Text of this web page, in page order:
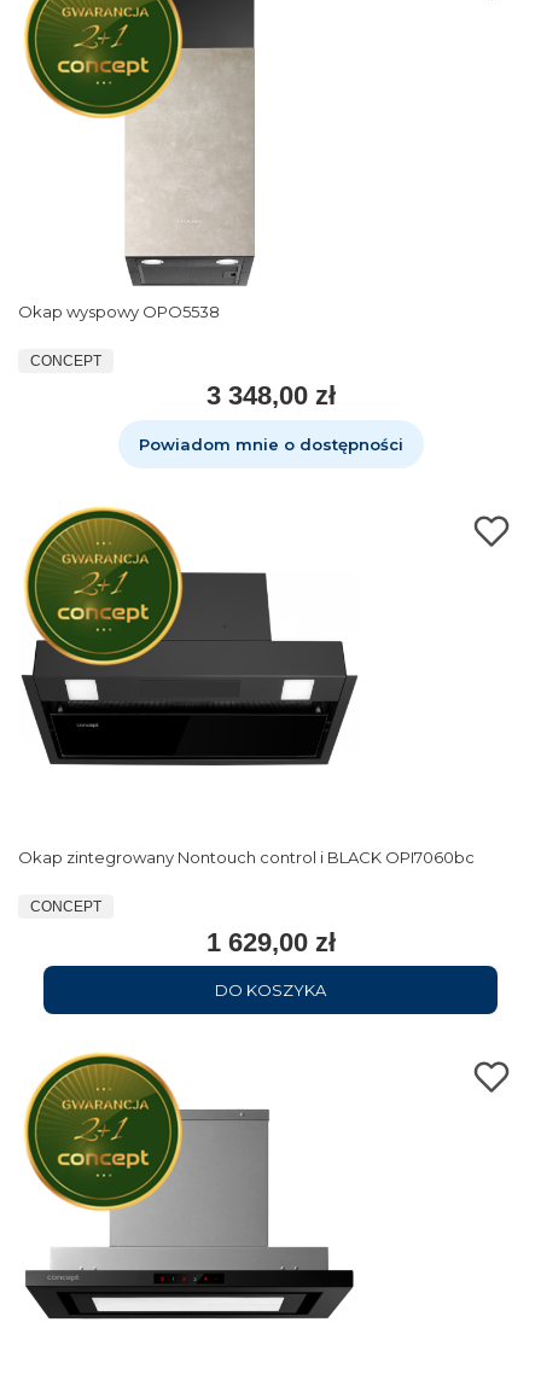
Okap wyspowy OPO5538
CONCEPT
3 348,00 zł
Powiadom mnie o dostępności
Okap zintegrowany Nontouch control i BLACK OPI7060bc
CONCEPT
1 629,00 zł
DO KOSZYKA